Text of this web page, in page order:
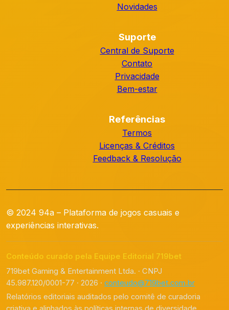
Novidades
Suporte
Central de Suporte
Contato
Privacidade
Bem-estar
Referências
Termos
Licenças & Créditos
Feedback & Resolução
© 2024 94a – Plataforma de jogos casuais e
experiências interativas.
Conteúdo curado pela Equipe Editorial 719bet
719bet Gaming & Entertainment Ltda. · CNPJ
45.987.120/0001-77 · 2026 · conteudo@719bet.com.br
Relatórios editoriais auditados pelo comitê de curadoria